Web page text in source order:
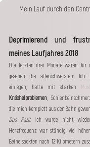
Mein Lauf durch den
Deprimierend und
meines Laufjahres 2018
Die letzten drei Monate waren für
gesehen die allerschwersten: Ich
einlegen, hatte mit starken
Knöchelproblemen,
die mich komplett aus der Bahn
Das Fazit: Ich wurde nicht
Herzfrequenz war ständig viel
Beine sackten nach 12 Kilometern